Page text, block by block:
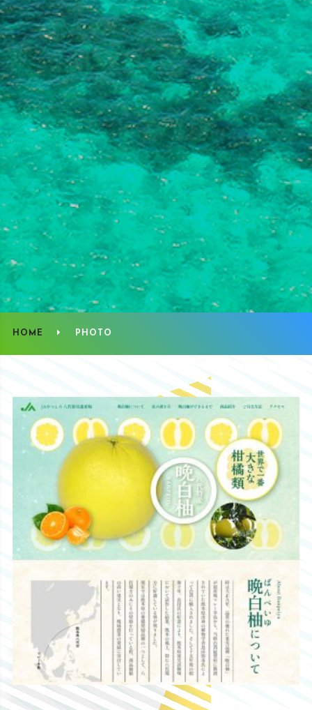
HOME PHOTO